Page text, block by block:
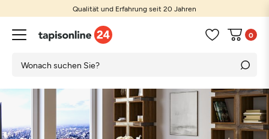
Qualität und Erfahrung seit 20 Jahren
0